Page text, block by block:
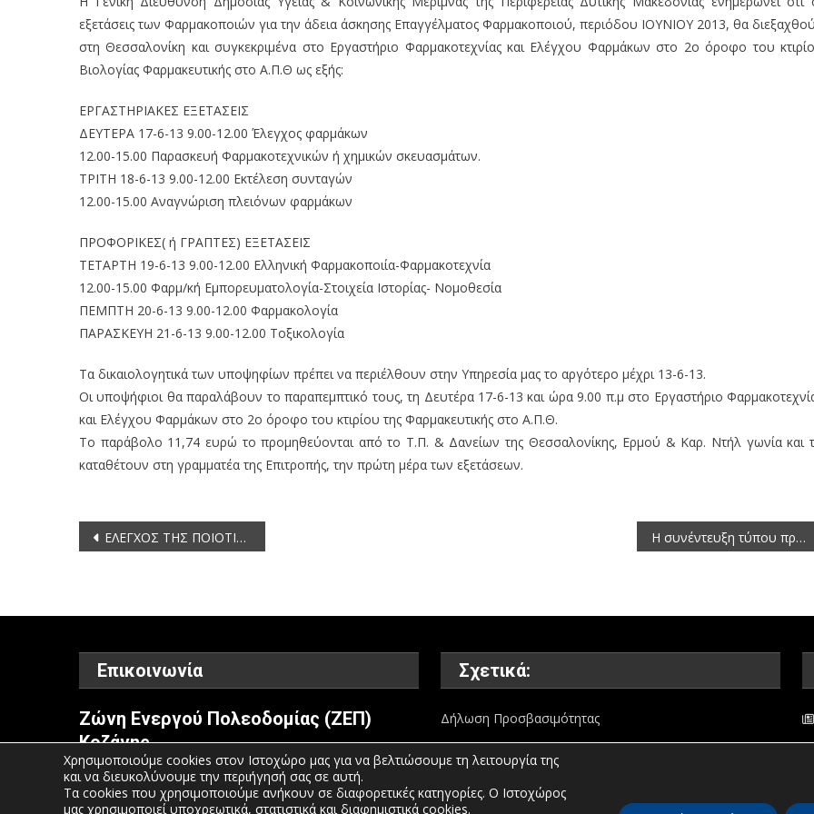
εξετάσεις των Φαρμακοποιών για την άδεια άσκησης Επαγγέλματος Φαρμακοποιού, περιόδου ΙΟΥΝΙΟΥ 2013, θα
στη Θεσσαλονίκη και συγκεκριμένα στο Εργαστήριο Φαρμακοτεχνίας και Ελέγχου Φαρμάκων στο 2ο όροφο του
Βιολογίας Φαρμακευτικής στο Α.Π.Θ ως εξής:
ΕΡΓΑΣΤΗΡΙΑΚΕΣ ΕΞΕΤΑΣΕΙΣ
ΔΕΥΤΕΡΑ 17-6-13 9.00-12.00 Έλεγχος φαρμάκων
12.00-15.00 Παρασκευή Φαρμακοτεχνικών ή χημικών σκευασμάτων.
ΤΡΙΤΗ 18-6-13 9.00-12.00 Εκτέλεση συνταγών
12.00-15.00 Αναγνώριση πλειόνων φαρμάκων
ΠΡΟΦΟΡΙΚΕΣ( ή ΓΡΑΠΤΕΣ) ΕΞΕΤΑΣΕΙΣ
ΤΕΤΑΡΤΗ 19-6-13 9.00-12.00 Ελληνική Φαρμακοποιία-Φαρμακοτεχνία
12.00-15.00 Φαρμ/κή Εμπορευματολογία-Στοιχεία Ιστορίας- Νομοθεσία
ΠΕΜΠΤΗ 20-6-13 9.00-12.00 Φαρμακολογία
ΠΑΡΑΣΚΕΥΗ 21-6-13 9.00-12.00 Τοξικολογία
Τα δικαιολογητικά των υποψηφίων πρέπει να περιέλθουν στην Υπηρεσία μας το αργότερο μέχρι 13-6-13.
Οι υποψήφιοι θα παραλάβουν το παραπεμπτικό τους, τη Δευτέρα 17-6-13 και ώρα 9.00 π.μ στο Εργαστήριο
και Ελέγχου Φαρμάκων στο 2ο όροφο του κτιρίου της Φαρμακευτικής στο Α.Π.Θ.
Το παράβολο 11,74 ευρώ το προμηθεύονται από το Τ.Π. & Δανείων της Θεσσαλονίκης, Ερμού & Καρ. Ντήλ γωνία και
καταθέτουν στη γραμματέα της Επιτροπής, την πρώτη μέρα των εξετάσεων.
Πλοήγηση
ΕΛΕΓΧΟΣ ΤΗΣ ΠΟΙΟΤΙΚΗΣ ΚΑΤΑΣΤΑΣΗΣ ΤΩΝ ΝΕΡΩΝ ΣΤΗΝ ΠΕΡΙΦΕΡΕΙΑΚΗ ΕΝΟΤΗΤΑ ΚΟΖΑΝΗΣ Η συνέντευξη τύπου προς τα ΜΜΕ, του Περιφερειάρχη Δυτικής Μακεδονίας Γιώργου Δακή, τη Δευτέρα 3 Ιουνίου 2013, στην Καστοριά.
Επικοινωνία
Ζώνη Ενεργού Πολεοδομίας (ΖΕΠ)
Κοζάνης
Τηλέφωνο: 2461052610-11-15
Σχετικά:
Δήλωση Προσβασιμότητας
Χρησιμοποιούμε cookies στον Ιστοχώρο μας για να βελτιώσουμε τη λειτουργία της
και να διευκολύνουμε την περιήγησή σας σε αυτή.
Τα cookies που χρησιμοποιούμε ανήκουν σε διαφορετικές κατηγορίες. Ο Ιστοχώρος
μας χρησιμοποιεί υποχρεωτικά, στατιστικά και διαφημιστικά cookies.